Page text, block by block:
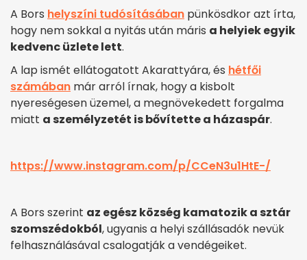
A Bors helyszíni tudósításában pünkösdkor azt írta,
hogy nem sokkal a nyitás után máris a helyiek egyik
kedvenc üzlete lett.
A lap ismét ellátogatott Akarattyára, és hétfői
számában már arról írnak, hogy a kisbolt
nyereségesen üzemel, a megnövekedett forgalma
miatt a személyzetét is bővítette a házaspár.
https://www.instagram.com/p/CCeN3u1HtE-/
A Bors szerint az egész község kamatozik a sztár
szomszédokból, ugyanis a helyi szállásadók nevük
felhasználásával csalogatják a vendégeiket.